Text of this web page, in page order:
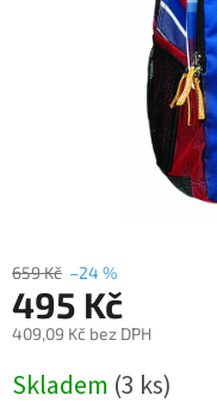
659 Kč –24 %
495 Kč
409,09 Kč bez DPH
cena:
Skladem (3 ks)